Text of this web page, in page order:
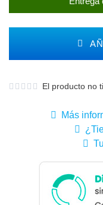
El producto no
Más